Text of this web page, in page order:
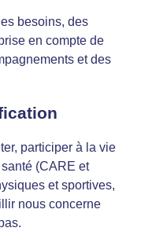
besoins, des
en compte de
et des
participer à la vie
(CARE et
et sportives,
nous concerne